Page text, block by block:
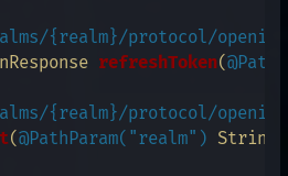
{realm}/protocol/
refreshToken(
{realm}/protocol/
(@PathParam("realm") String